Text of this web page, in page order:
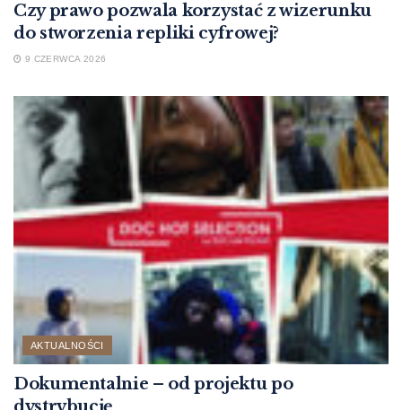
Czy prawo pozwala korzystać z wizerunku
do stworzenia repliki cyfrowej?
9 CZERWCA 2026
AKTUALNOŚCI
Dokumentalnie – od projektu po